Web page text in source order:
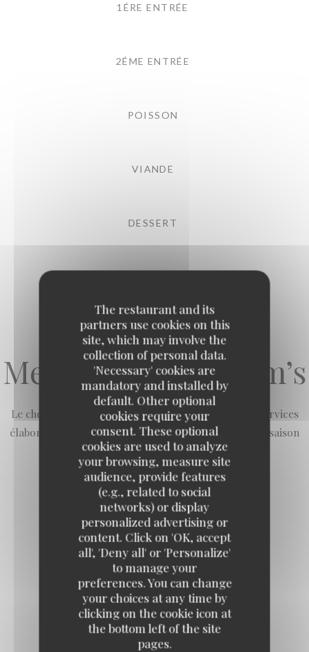
The restaurant and its
partners use cookies on this
site, which may involve the
collection of personal data.
'Necessary' cookies are
mandatory and installed by
default. Other optional
cookies require your
consent. These optional
cookies are used to analyze
your browsing, measure site
audience, provide features
(e.g., related to social
networks) or display
personalized advertising or
content. Click on 'OK, accept
all', 'Deny all' or 'Personalize'
to manage your
preferences. You can change
your choices at any time by
clicking on the cookie icon at
the bottom left of the site
pages.
1ÉRE ENTRÉE
2ÉME ENTRÉE
POISSON
VIANDE
DESSERT
Menu du soir By Jem’s
Le chef Jem's vous propose sa cuisine en plusieurs services
élaboré au gré de son inspiration et des produits de saison
Menu 2 temps
Entrée/Plat ou Plat/Dessert
41,00 EUR
Loco by Jem's